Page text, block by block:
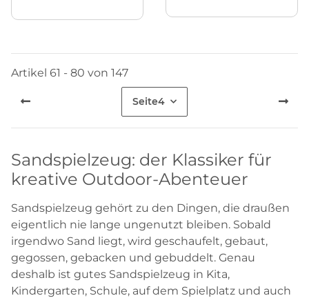
Artikel 61 - 80 von 147
Seite4
Sandspielzeug: der Klassiker für
kreative Outdoor-Abenteuer
Sandspielzeug gehört zu den Dingen, die draußen
eigentlich nie lange ungenutzt bleiben. Sobald
irgendwo Sand liegt, wird geschaufelt, gebaut,
gegossen, gebacken und gebuddelt. Genau
deshalb ist gutes Sandspielzeug in Kita,
Kindergarten, Schule, auf dem Spielplatz und auch